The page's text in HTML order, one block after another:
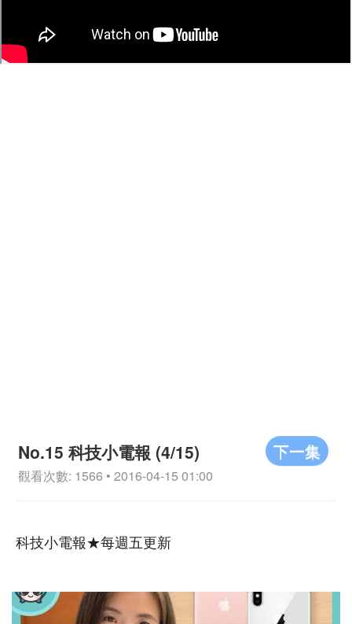
下一集
No.15 科技小電報 (4/15)
觀看次數: 1566 • 2016-04-15 01:00
科技小電報★每週五更新